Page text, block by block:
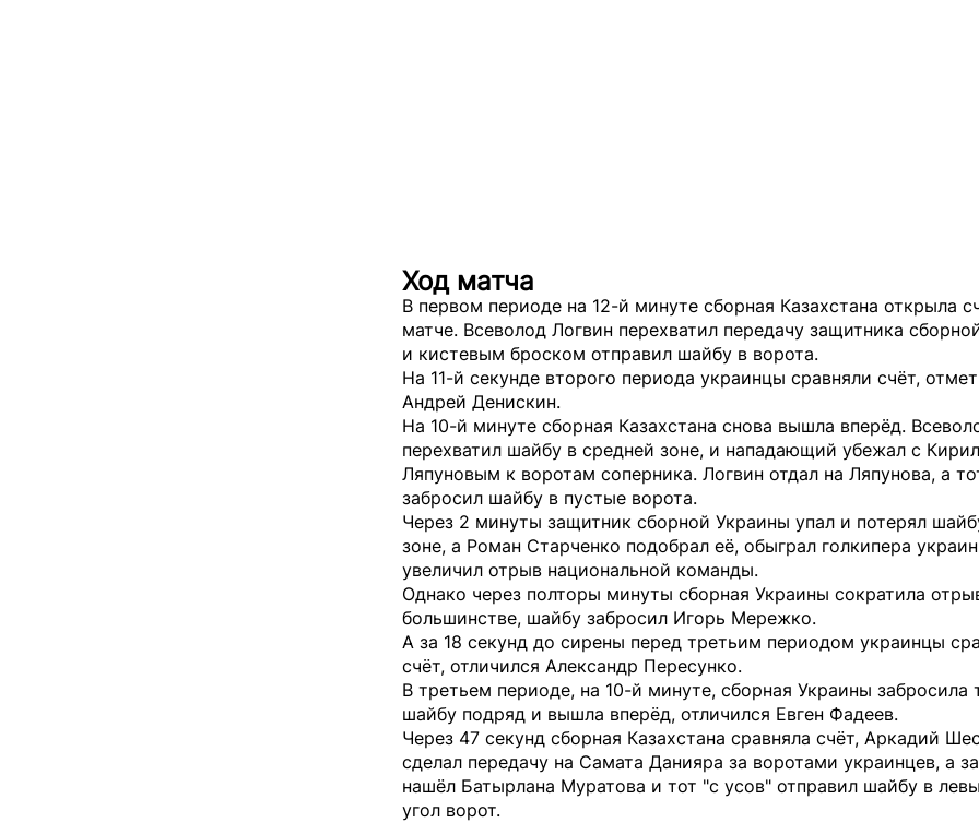
Ход матча
В первом периоде на 12-й минуте сборная Казахстана открыла
матче. Всеволод Логвин перехватил передачу защитника
и кистевым броском отправил шайбу в ворота.
На 11-й секунде второго периода украинцы сравняли счёт,
Андрей Денискин.
На 10-й минуте сборная Казахстана снова вышла вперёд.
перехватил шайбу в средней зоне, и нападающий убежал с
Ляпуновым к воротам соперника. Логвин отдал на Ляпунова, а
забросил шайбу в пустые ворота.
Через 2 минуты защитник сборной Украины упал и потерял
зоне, а Роман Старченко подобрал её, обыграл голкипера
увеличил отрыв национальной команды.
Однако через полторы минуты сборная Украины сократила
большинстве, шайбу забросил Игорь Мережко.
А за 18 секунд до сирены перед третьим периодом украинцы
счёт, отличился Александр Пересунко.
В третьем периоде, на 10-й минуте, сборная Украины забросила
шайбу подряд и вышла вперёд, отличился Евген Фадеев.
Через 47 секунд сборная Казахстана сравняла счёт, Аркадий
сделал передачу на Самата Данияра за воротами украинцев, а
нашёл Батырлана Муратова и тот "с усов" отправил шайбу в
угол ворот.